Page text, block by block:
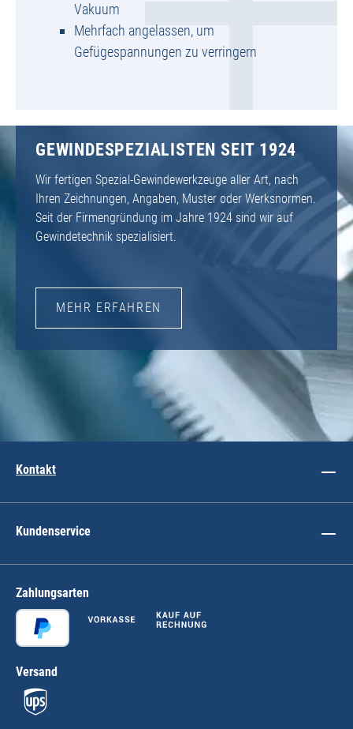
Vakuum
Mehrfach angelassen, um
Gefügespannungen zu verringern
GEWINDESPEZIALISTEN SEIT 1924
Wir fertigen Spezial-Gewindewerkzeuge aller Art, nach
Ihren Zeichnungen, Angaben, Muster oder Werksnormen.
Seit der Firmengründung im Jahre 1924 sind wir auf
Gewindetechnik spezialisiert.
MEHR ERFAHREN
Kontakt
Kundenservice
Zahlungsarten
Versand